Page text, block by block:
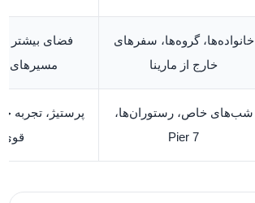
خانواده‌ها، گروه‌ها، سفرهای
خارج از مارینا
فضای بیشتر و
مسیرهای
شب‌های خاص، رستوران‌ها،
Pier 7
پرستیژ، تجربه
قوی